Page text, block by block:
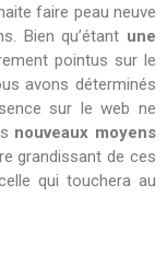
faire peau neuve
Bien qu’étant une
pointus sur le
avons déterminés
sur le web ne
nouveaux moyens
grandissant de ces
qui touchera au